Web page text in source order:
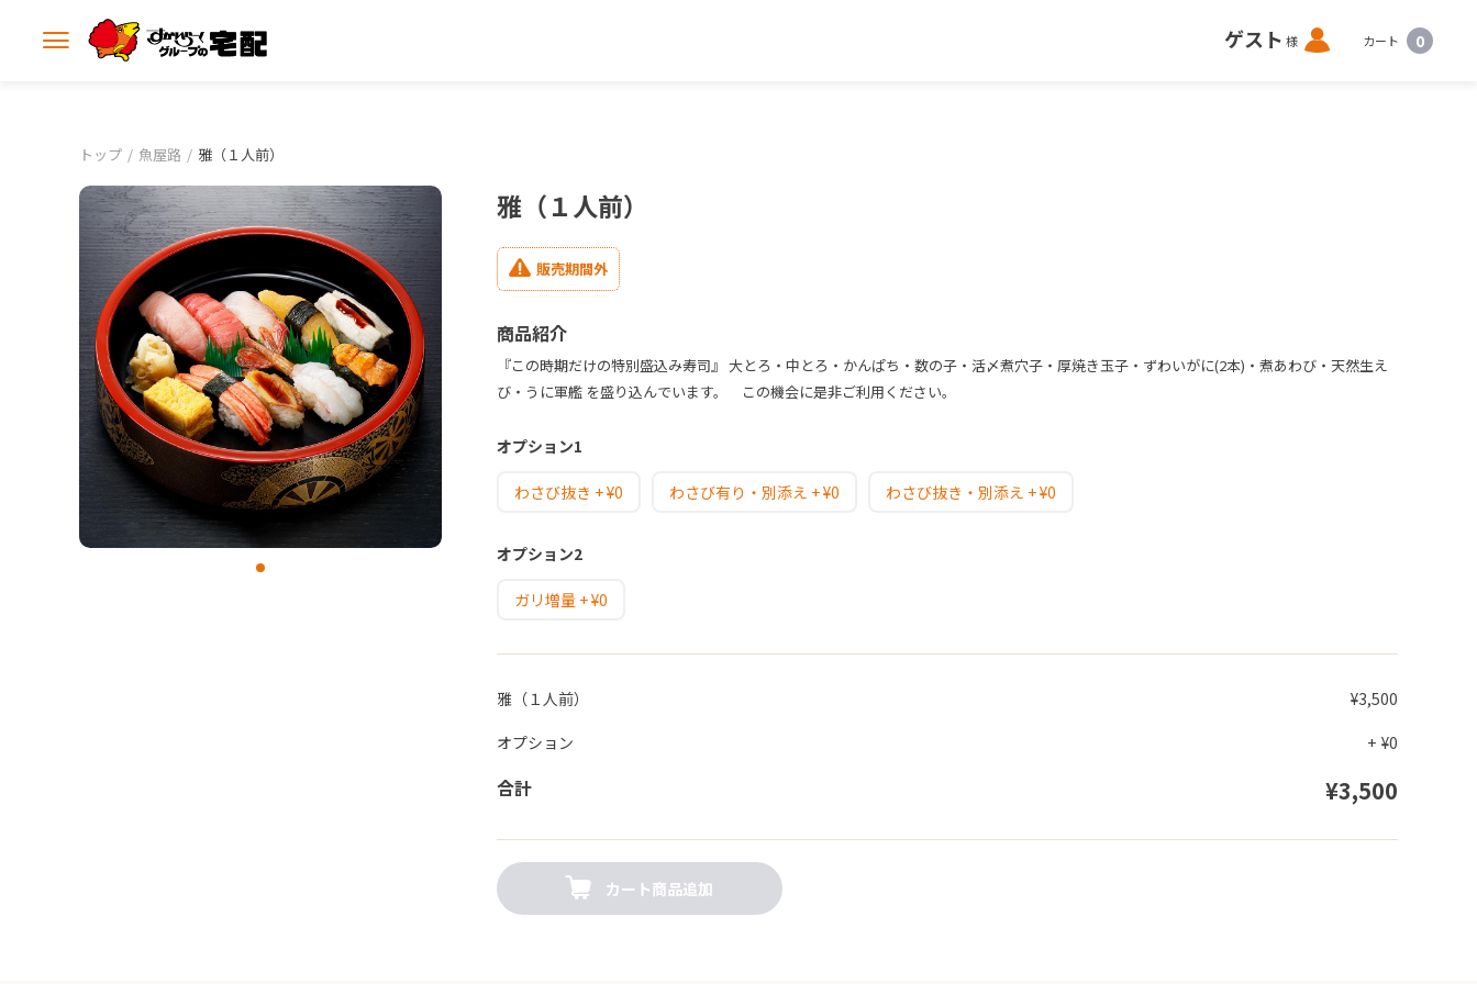
メ
開
ゲスト 様 ロ
グ
カート 0
トップ 魚屋路 雅（１人前）
雅（１人前）
販売期間外
商品紹介
『この時期だけの特別盛込み寿司』 大とろ・中とろ・かんぱち・数の子・活〆煮穴子・厚焼き玉子・ずわいがに(2本)・煮あわび・天然生え
び・うに軍艦 を盛り込んでいます。 この機会に是非ご利用ください。
オプション1
わさび抜き + ¥0 わさび有り・別添え + ¥0 わさび抜き・別添え + ¥0
オプション2
ガリ増量 + ¥0
雅（１人前）
¥3,500
オプション
+ ¥0
合計 ¥3,500
カート商品追加